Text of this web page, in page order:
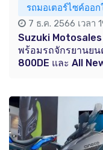
รถมอเตอร์ไซค์ออก
7 ธ.ค. 2566 เวลา
Suzuki
พร้อมรถจักรยานย
800DE และ All